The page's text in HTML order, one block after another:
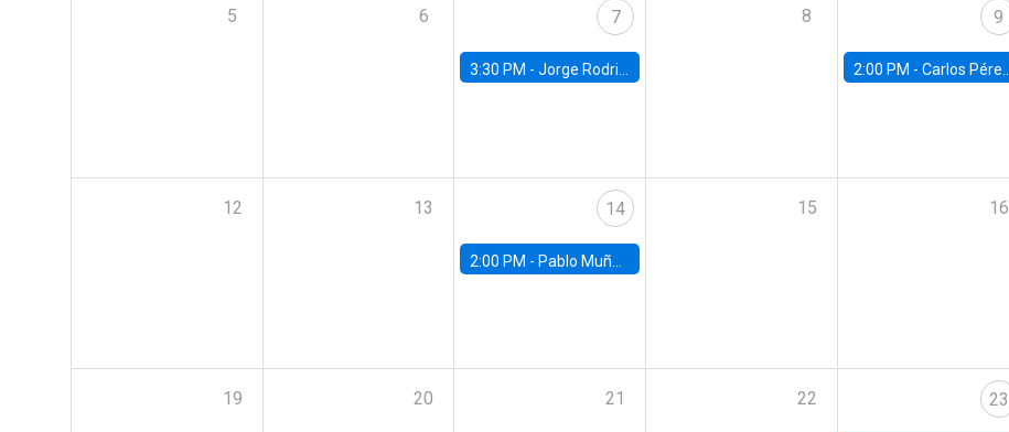
5 6 7
3:30 PM -Jorge Rodriguez, Universidad de Los Andes
8 9
2:00 PM - Carlos Pérez, Universidad Finis Terrae
12 13 14
2:00 PM - Pablo Muñoz, Universidad de Chile
15 16
19 20 21 22 23